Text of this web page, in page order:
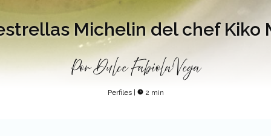
Michelin del chef Kiko
PorDulce Fabiola Vega
Perfiles 2 min